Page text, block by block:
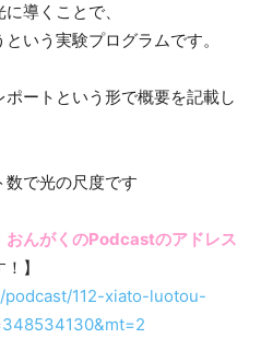
導くことで、
いう実験プログラムです。
ートという形で概要を記載し
で光の尺度です
おんがくのPodcastのアドレス
】
112-xiato-luotou-